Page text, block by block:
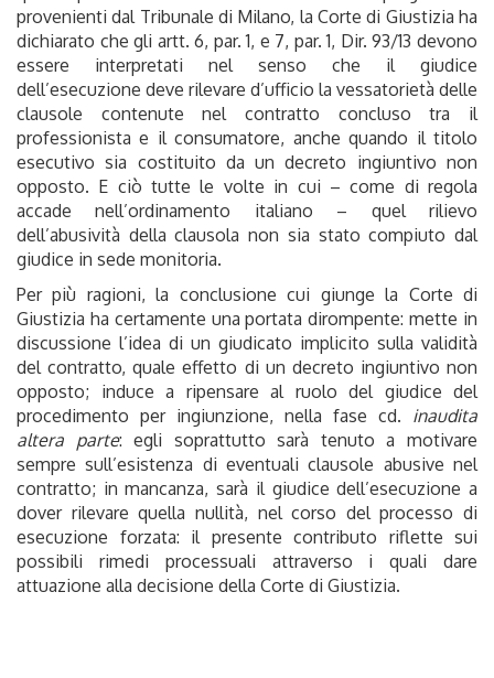
provenienti dal Tribunale di Milano, la Corte di Giustizia ha
dichiarato che gli artt. 6, par. 1, e 7, par. 1, Dir. 93/13 devono
essere interpretati nel senso che il giudice
dell’esecuzione deve rilevare d’ufficio la vessatorietà delle
clausole contenute nel contratto concluso tra il
professionista e il consumatore, anche quando il titolo
esecutivo sia costituito da un decreto ingiuntivo non
opposto. E ciò tutte le volte in cui – come di regola
accade nell’ordinamento italiano – quel rilievo
dell’abusività della clausola non sia stato compiuto dal
giudice in sede monitoria.
Per più ragioni, la conclusione cui giunge la Corte di
Giustizia ha certamente una portata dirompente: mette in
discussione l’idea di un giudicato implicito sulla validità
del contratto, quale effetto di un decreto ingiuntivo non
opposto; induce a ripensare al ruolo del giudice del
procedimento per ingiunzione, nella fase cd. inaudita
altera parte: egli soprattutto sarà tenuto a motivare
sempre sull’esistenza di eventuali clausole abusive nel
contratto; in mancanza, sarà il giudice dell’esecuzione a
dover rilevare quella nullità, nel corso del processo di
esecuzione forzata: il presente contributo riflette sui
possibili rimedi processuali attraverso i quali dare
attuazione alla decisione della Corte di Giustizia.